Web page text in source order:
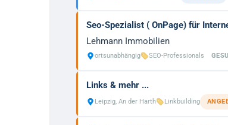
Seo-Spezialist ( OnPage) für
Lehmann Immobilien
ortsunabhängig SEO-Professionals
Links & mehr ...
Leipzig, An der Harth Linkbuilding